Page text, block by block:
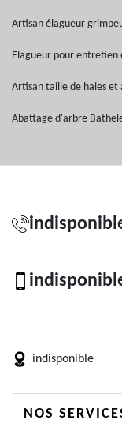
Artisan élagueur
Elagueur pour entretien
Artisan taille de haies et
Abattage d'arbre
indisponible
NOS